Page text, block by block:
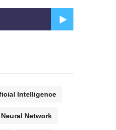
Intelligence
Neural Network